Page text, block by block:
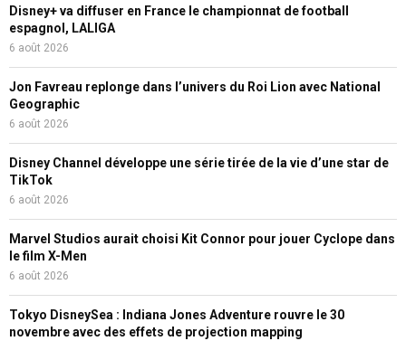
Disney+ va diffuser en France le championnat de football
espagnol, LALIGA
6 août 2026
Jon Favreau replonge dans l’univers du Roi Lion avec National
Geographic
6 août 2026
Disney Channel développe une série tirée de la vie d’une star de
TikTok
6 août 2026
Marvel Studios aurait choisi Kit Connor pour jouer Cyclope dans
le film X-Men
6 août 2026
Tokyo DisneySea : Indiana Jones Adventure rouvre le 30
novembre avec des effets de projection mapping